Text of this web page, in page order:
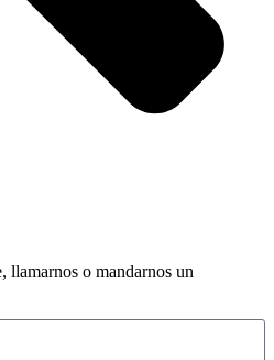
llamarnos o mandarnos un